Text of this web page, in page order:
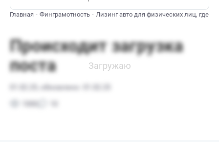
Главная Финграмотность Лизинг авто для физических лиц, где и